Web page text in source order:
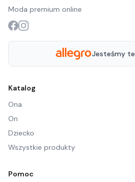
Moda premium online
Jesteśmy
Katalog
Ona
On
Dziecko
Wszystkie produkty
Pomoc